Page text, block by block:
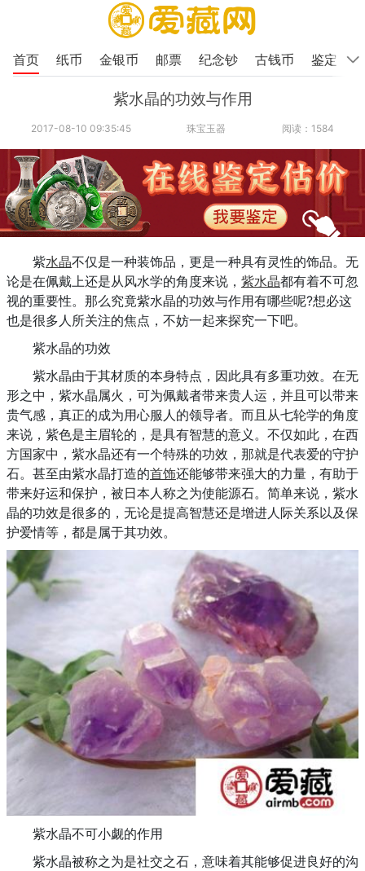
首页 纸币 金银币 邮票 纪念钞 古钱币 鉴定
紫水晶的功效与作用
2017-08-10 09:35:45 珠宝玉器 阅读：1584
紫水晶不仅是一种装饰品，更是一种具有灵性的饰品。无
论是在佩戴上还是从风水学的角度来说， 紫水晶都有着不可忽
视的重要性。那么究竟紫水晶的功效与作用有哪些呢?想必这
也是很多人所关注的焦点，不妨一起来探究一下吧。
紫水晶的功效
紫水晶由于其材质的本身特点，因此具有多重功效。在无
形之中，紫水晶属火，可为佩戴者带来贵人运，并且可以带来
贵气感，真正的成为用心服人的领导者。而且从七轮学的角度
来说，紫色是主眉轮的，是具有智慧的意义。不仅如此，在西
方国家中，紫水晶还有一个特殊的功效，那就是代表爱的守护
石。甚至由紫水晶打造的首饰还能够带来强大的力量，有助于
带来好运和保护，被日本人称之为使能源石。简单来说，紫水
晶的功效是很多的，无论是提高智慧还是增进人际关系以及保
护爱情等，都是属于其功效。
紫水晶不可小觑的作用
紫水晶被称之为是社交之石，意味着其能够促进良好的沟